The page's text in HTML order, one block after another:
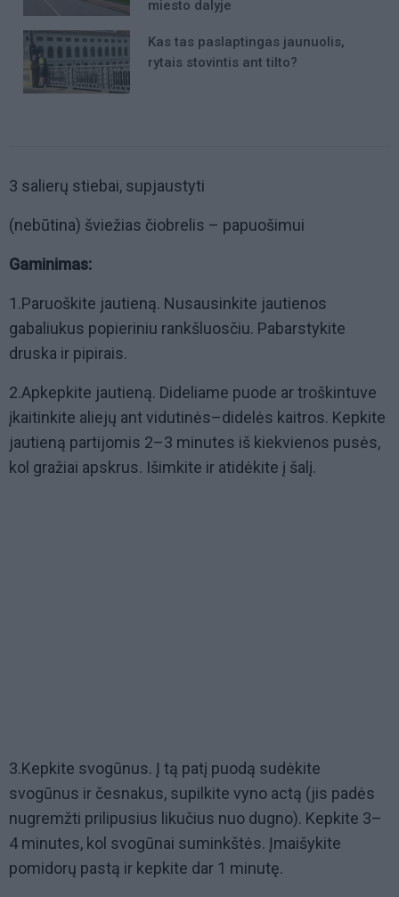
miesto dalyje
Kas tas paslaptingas jaunuolis,
rytais stovintis ant tilto?
3 salierų stiebai, supjaustyti
(nebūtina) šviežias čiobrelis – papuošimui
Gaminimas:
1.Paruoškite jautieną. Nusausinkite jautienos
gabaliukus popieriniu rankšluosčiu. Pabarstykite
druska ir pipirais.
2.Apkepkite jautieną. Dideliame puode ar troškintuve
įkaitinkite aliejų ant vidutinės–didelės kaitros. Kepkite
jautieną partijomis 2–3 minutes iš kiekvienos pusės,
kol gražiai apskrus. Išimkite ir atidėkite į šalį.
3.Kepkite svogūnus. Į tą patį puodą sudėkite
svogūnus ir česnakus, supilkite vyno actą (jis padės
nugremžti prilipusius likučius nuo dugno). Kepkite 3–
4 minutes, kol svogūnai suminkštės. Įmaišykite
pomidorų pastą ir kepkite dar 1 minutę.